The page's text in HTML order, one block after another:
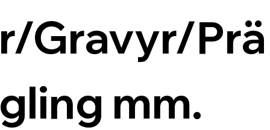
Gravyr/Prä
mm.